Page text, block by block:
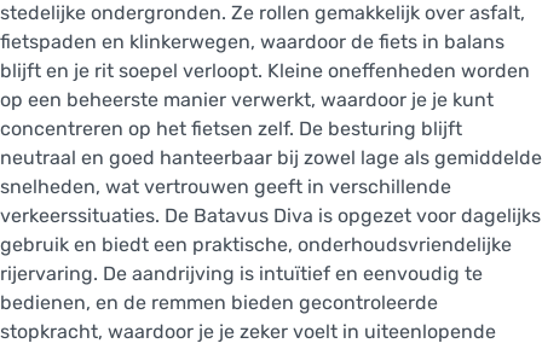
stedelijke ondergronden. Ze rollen gemakkelijk over asfalt,
fietspaden en klinkerwegen, waardoor de fiets in balans
blijft en je rit soepel verloopt. Kleine oneffenheden worden
op een beheerste manier verwerkt, waardoor je je kunt
concentreren op het fietsen zelf. De besturing blijft
neutraal en goed hanteerbaar bij zowel lage als gemiddelde
snelheden, wat vertrouwen geeft in verschillende
verkeerssituaties. De Batavus Diva is opgezet voor dagelijks
gebruik en biedt een praktische, onderhoudsvriendelijke
rijervaring. De aandrijving is intuïtief en eenvoudig te
bedienen, en de remmen bieden gecontroleerde
stopkracht, waardoor je je zeker voelt in uiteenlopende